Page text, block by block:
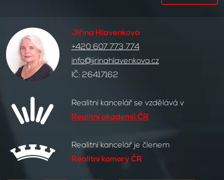
Jiřina Hlavenková
+420 607 773 774
info@jirinahlavenkova.cz
IČ: 26417162
Realitní kancelář se vzdělává v
Realitní akademii ČR
Realitní kancelář je členem
Realitní komory ČR